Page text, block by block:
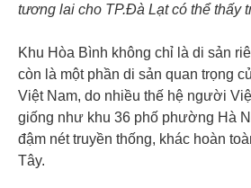
tương lai cho TP.Đà Lạt có thể thấy
Khu Hòa Bình không chỉ là di sản
còn là một phần di sản quan trọng
Việt Nam, do nhiều thế hệ người
giống như khu 36 phố phường Hà
đậm nét truyền thống, khác hoàn
Tây.